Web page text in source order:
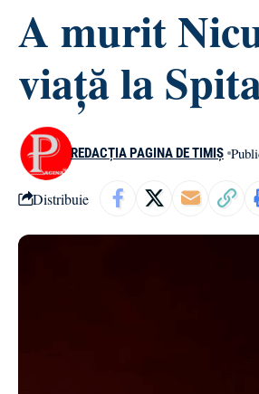
A murit
viață la
REDACȚIA PAGINA DE TIMIȘ
Distribuie